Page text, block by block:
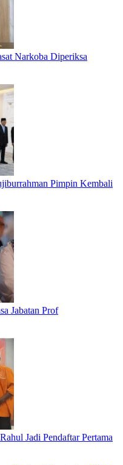
Narkoba Diperiksa
Pimpin Kembali
Jabatan Prof
Jadi Pendaftar Pertama